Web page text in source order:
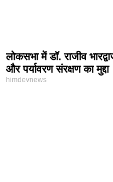
लोकसभा में डॉ. राजीव
और पर्यावरण संरक्षण का मुद्दा
himdevnews